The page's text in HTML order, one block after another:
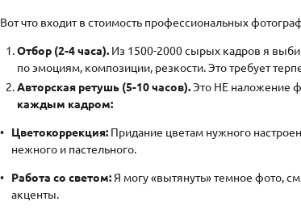
Вот что входит в стоимость профессиональных
Отбор (2-4 часа). Из 1500-2000 сырых кадров я
по эмоциям, композиции, резкости. Это требует
Авторская ретушь (5-10 часов).Это НЕ наложение
каждым кадром:
Цветокоррекция: Придание цветам нужного
нежного и пастельного.
Работа со светом: Я могу «вытянуть» темное фото,
акценты.